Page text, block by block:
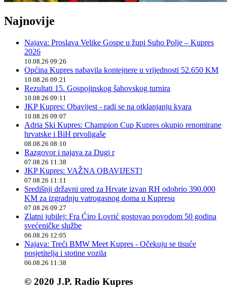
Najnovije
Najava: Proslava Velike Gospe u župi Suho Polje – Kupres
2026
10.08.26 09:26
Općina Kupres nabavila kontejnere u vrijednosti 52.650 KM
10.08.26 09:21
Rezultati 15. Gospojinskog šahovskog turnira
10.08.26 09:11
JKP Kupres: Obavijest - radi se na otklanjanju kvara
10.08.26 09:07
Adria Ski Kupres: Champion Cup Kupres okupio renomirane
hrvatske i BiH prvoligaše
08.08.26 08:10
Razgovor i najava za Dugi r
07.08.26 11:38
JKP Kupres: VAŽNA OBAVIJEST!
07.08.26 11:11
Središnji državni ured za Hrvate izvan RH odobrio 390.000
KM za izgradnju vatrogasnog doma u Kupresu
07.08.26 09:27
Zlatni jubilej: Fra Ćiro Lovrić gostovao povodom 50 godina
svećeničke službe
06.08.26 12:05
Najava: Treći BMW Meet Kupres - Očekuju se tisuće
posjetitelja i stotine vozila
06.08.26 11:38
© 2020 J.P. Radio Kupres